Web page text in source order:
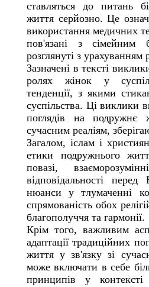
ставляться до питань
життя серйозно. Це
використання медичних
пов'язані з сімейним
розглянуті з урахуванням
Зазначені в тексті
ролях жінок у
тенденції, з якими
суспільства. Ці виклики
поглядів на подружнє
сучасним реаліям,
Загалом, іслам і
етики подружнього
повазі,
відповідальності
нюанси у тлумаченні
спрямованість обох
благополуччя та гармонії.
Крім того, важливим
адаптації традиційних
життя у зв'язку зі
може включати в себе
принципів у